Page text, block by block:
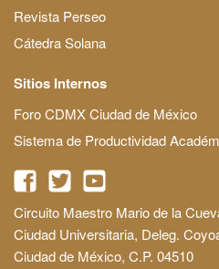
Revista Perseo
Cátedra Solana
Sitios Internos
Foro CDMX Ciudad de México
Sistema de Productividad
Circuito Maestro Mario de la
Ciudad Universitaria, Deleg.
Ciudad de México, C.P. 04510